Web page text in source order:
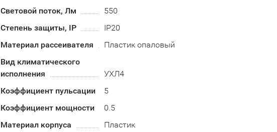
Световой поток, Лм
550
Степень защиты, IP
IP20
Материал рассеивателя
Пластик опаловый
Вид климатического
исполнения
УХЛ4
Коэффициент пульсации
5
Коэффициент мощности
0.5
Материал корпуса
Пластик